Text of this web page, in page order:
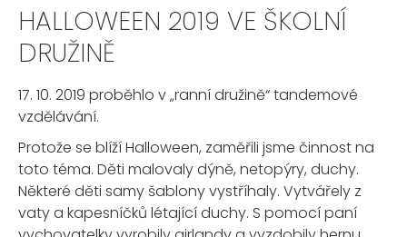
HALLOWEEN 2019 VE ŠKOLNÍ
DRUŽINĚ
17. 10. 2019 proběhlo v „ranní družině“ tandemové
vzdělávání.
Protože se blíží Halloween, zaměřili jsme činnost na
toto téma. Děti malovaly dýně, netopýry, duchy.
Některé děti samy šablony vystříhaly. Vytvářely z
vaty a kapesníčků létající duchy. S pomocí paní